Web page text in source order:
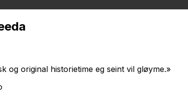
og original historie­time eg seint vil gløyme.»